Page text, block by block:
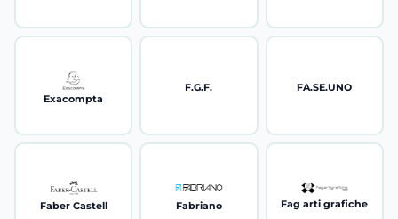
Exacompta
F.G.F. FA.SE.UNO
Faber Castell Fabriano Fag arti grafiche